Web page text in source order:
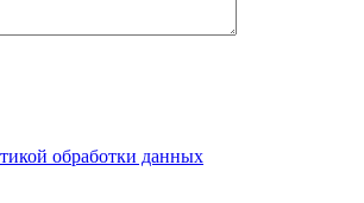
обработки данных